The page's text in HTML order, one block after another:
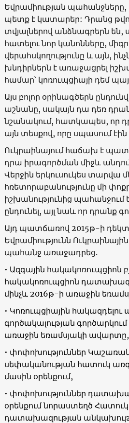
Եվրամիության պահանջները,
պետք է կատարեր: Դրանց
տվյալներով անձնագրերն են,
հատելու նոր կանոնները,
վերահսկողությունը և այն,
խնդիրներն է առաջացրել
համար՝ կոռուպցիայի դեմ
Այս բոլոր օրինագծերն
աշնանը, սակայն դա դեռ
նշանակում, հատկապես, որ
այն տեսքով, որը սպասում
Ուկրաինայում հաճախ է
դրա իրագործման միջև
Վերջին երկուսուկես տարվա
հռետորաբանությունը մի
իշխանությունից պահանջում
ընդունել, այլ նաև որ դրանք
Այդ պատճառով 2015թ-ի
Եվրամիությունն Ուկրաինային
պահանջ առաջադրեց.
• Ազգային հակակոռուպցիոն
հակակոռուպցիոն
մինչև 2016թ-ի առաջին
• Կոռուպցիային հակազդելու
գործակալության գործարկում
առաջին եռամսյակի ավարտը,
• փոփոխություններ
սեփականության հատուկ
մասին օրենքում,
• փոփոխություններ
օրենքում նորաստեղծ
դատախազության